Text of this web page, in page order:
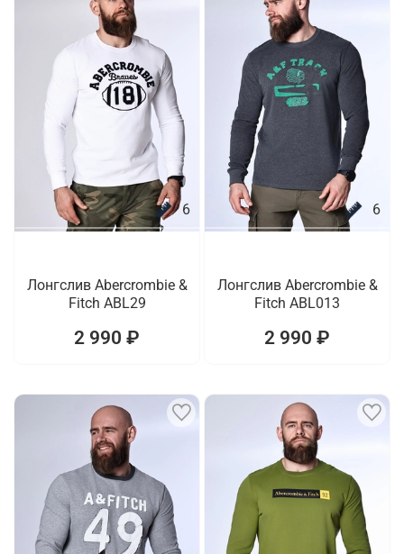
6
Лонгслив Abercrombie &
Fitch ABL29
2 990 ₽
6
Лонгслив Abercrombie &
Fitch ABL013
2 990 ₽